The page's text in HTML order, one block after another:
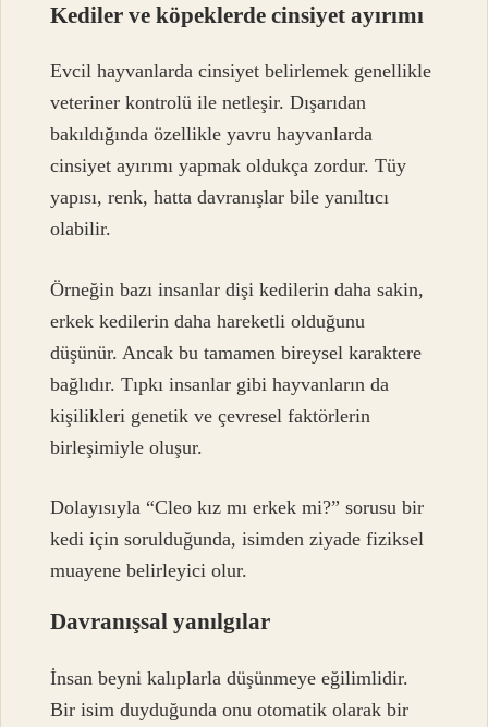
Kediler ve köpeklerde cinsiyet ayırımı
Evcil hayvanlarda cinsiyet belirlemek genellikle
veteriner kontrolü ile netleşir. Dışarıdan
bakıldığında özellikle yavru hayvanlarda
cinsiyet ayırımı yapmak oldukça zordur. Tüy
yapısı, renk, hatta davranışlar bile yanıltıcı
olabilir.
Örneğin bazı insanlar dişi kedilerin daha sakin,
erkek kedilerin daha hareketli olduğunu
düşünür. Ancak bu tamamen bireysel karaktere
bağlıdır. Tıpkı insanlar gibi hayvanların da
kişilikleri genetik ve çevresel faktörlerin
birleşimiyle oluşur.
Dolayısıyla “Cleo kız mı erkek mi?” sorusu bir
kedi için sorulduğunda, isimden ziyade fiziksel
muayene belirleyici olur.
Davranışsal yanılgılar
İnsan beyni kalıplarla düşünmeye eğilimlidir.
Bir isim duyduğunda onu otomatik olarak bir